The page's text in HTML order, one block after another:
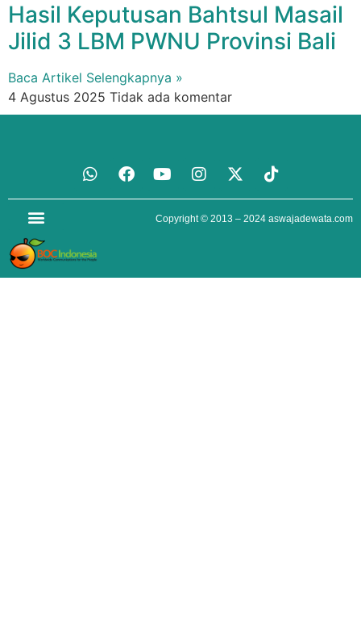
Hasil Keputusan Bahtsul Masail
Jilid 3 LBM PWNU Provinsi Bali
Baca Artikel Selengkapnya »
4 Agustus 2025 Tidak ada komentar
Copyright © 2013 – 2024 aswajadewata.com